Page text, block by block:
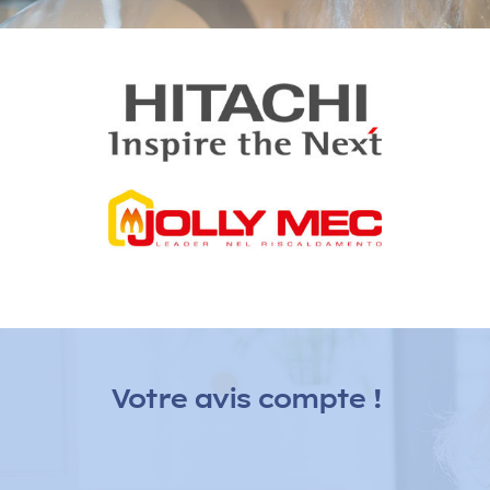
et sanitaires
co 2 Energies vous propose des solutions alternatives,
Votre avis compte !